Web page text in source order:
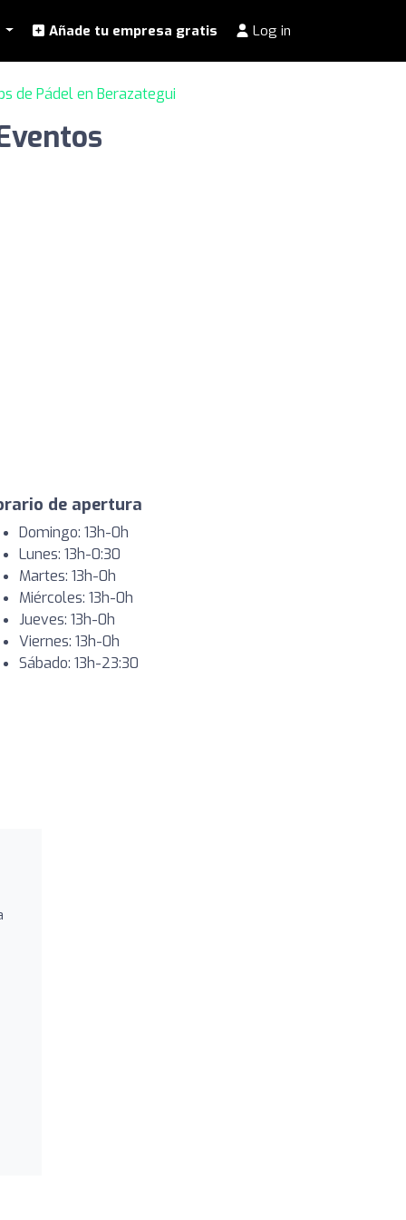
Añade tu empresa gratis Log in
de Pádel en Berazategui
de apertura
Domingo: 13h-0h
Lunes: 13h-0:30
Martes: 13h-0h
Miércoles: 13h-0h
Jueves: 13h-0h
Viernes: 13h-0h
Sábado: 13h-23:30